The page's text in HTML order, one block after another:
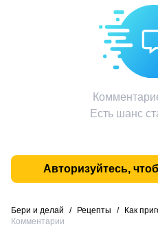
Есть шанс
Авторизуйтесь,
Бери и делай / Рецепты / Как
Комментарии